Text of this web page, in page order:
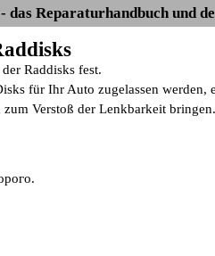
Reparaturhandbuch und
Raddisks fest.
für Ihr Auto zugelassen
Verstoß der Lenkbarkeit bringen.